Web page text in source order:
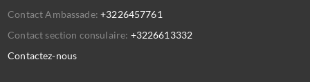
Contact Ambassade:+3226457761
Contact section consulaire: +3226613332
Contactez-nous